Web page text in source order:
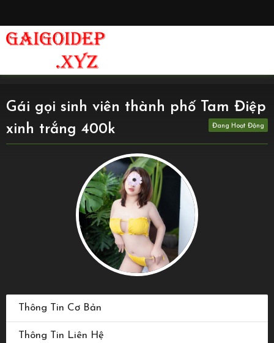
Gái gọi sinh viên thành phố Tam Điệp
xinh trắng 400k
Thông Tin Cơ Bản
Thông Tin Liên Hệ